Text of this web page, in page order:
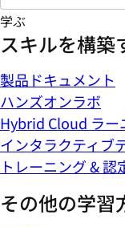
学ぶ
スキルを構築
製品ドキュメント
ハンズオンラボ
Hybrid Cloud ラー
インタラクティブ
トレーニング & 認
その他の学習